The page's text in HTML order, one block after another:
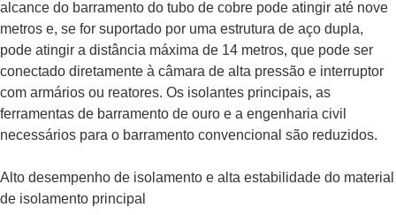
alcance do barramento do tubo de cobre pode atingir até nove
metros e, se for suportado por uma estrutura de aço dupla,
pode atingir a distância máxima de 14 metros, que pode ser
conectado diretamente à câmara de alta pressão e interruptor
com armários ou reatores. Os isolantes principais, as
ferramentas de barramento de ouro e a engenharia civil
necessários para o barramento convencional são reduzidos.
Alto desempenho de isolamento e alta estabilidade do material
de isolamento principal